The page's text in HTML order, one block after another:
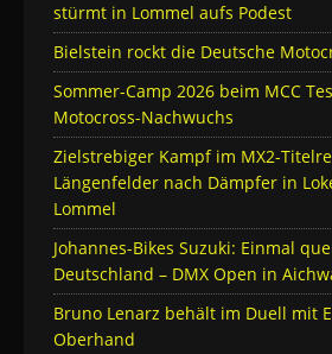
stürmt in Lommel aufs Podest
Bielstein rockt die Deutsche
Sommer-Camp 2026 beim MCC
Motocross-Nachwuchs
Zielstrebiger Kampf im MX2-
Längenfelder nach Dämpfer in
Lommel
Johannes-Bikes Suzuki: Einmal
Deutschland – DMX Open in
Bruno Lenarz behält im Duell mit
Oberhand